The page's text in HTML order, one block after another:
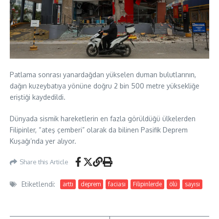
Patlama sonrası yanardağdan yükselen duman bulutlarının,
dağın kuzeybatıya yönüne doğru 2 bin 500 metre yüksekliğe
eriştiği kaydedildi.
Dünyada sismik hareketlerin en fazla görüldüğü ülkelerden
Filipinler, “ateş çemberi” olarak da bilinen Pasifik Deprem
Kuşağı’nda yer alıyor.
Share this Article
Etiketlendi: arttı deprem faciası Filipinlerde ölü sayısı